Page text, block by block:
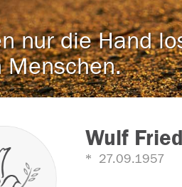
nur die Hand
Menschen.
Wulf
27.09.1957